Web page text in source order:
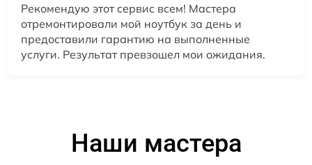
Рекомендую этот сервис всем! Мастера
отремонтировали мой ноутбук за день и
предоставили гарантию на выполненные
услуги. Результат превзошел мои ожидания.
Наши мастера